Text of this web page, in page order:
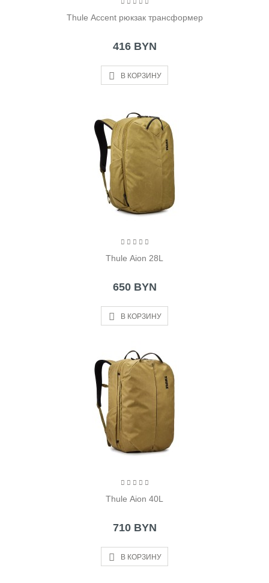
Thule Accent рюкзак трансформер
416 BYN
В КОРЗИНУ
Thule Aion 28L
650 BYN
В КОРЗИНУ
Thule Aion 40L
710 BYN
В КОРЗИНУ